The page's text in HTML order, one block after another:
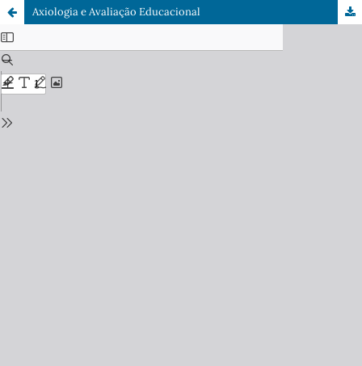
Axiologia e Avaliação Educacional